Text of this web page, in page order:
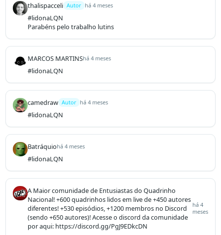
thalispacceli Autor há 4 meses
#lidonaLQN
Parabéns pelo trabalho lutins
MARCOS MARTINShá 4 meses
#lidonaLQN
camedraw Autor há 4 meses
#lidonaLQN
Batráquiohá 4 meses
#lidonaLQN
A Maior comunidade de Entusiastas do Quadrinho
Nacional! +600 quadrinhos lidos em live de +450 autores
diferentes! +530 episódios, +1200 membros no Discord
(sendo +650 autores)! Acesse o discord da comunidade
por aqui: https://discord.gg/PgJ9EDkcDN
há 4
meses